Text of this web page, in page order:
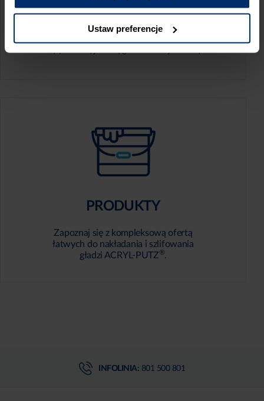
Ustaw preferencje
KALKULATOR ZUŻYCIA
PRODUKTY
Zapoznaj się z kompleksową ofertą
łatwych do nakładania i szlifowania
gładzi ACRYL-PUTZ®.
INFOLINIA: 801 500 801